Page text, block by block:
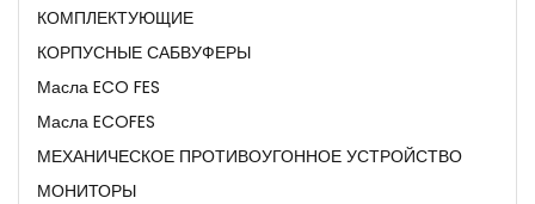
КОМПЛЕКТУЮЩИЕ
КОРПУСНЫЕ САБВУФЕРЫ
Масла ECO FES
Масла ECOFES
МЕХАНИЧЕСКОЕ ПРОТИВОУГОННОЕ УСТРОЙСТВО
МОНИТОРЫ